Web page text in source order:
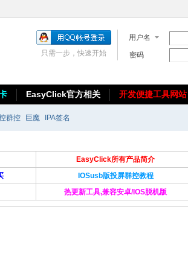
用户名
密码
只需一步，快速开始
EasyClick官方相关
开发便捷工具网站
群控 巨魔 IPA签名
EasyClick所有产品简介
IOSusb版投屏群控教程
热更新工具,兼容安卓/IOS脱机版